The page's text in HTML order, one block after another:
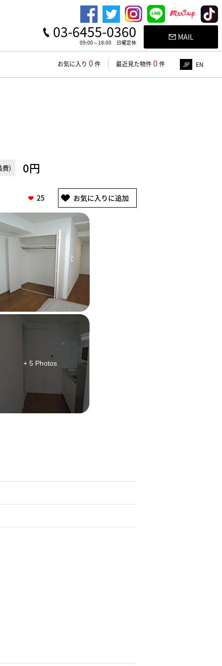
03-6455-0360
09:00～18:00 日曜定休
MAIL
お気に入り 0 件 最近見た物件0 件 JP EN
費) 0円
25
+ 5 Photos